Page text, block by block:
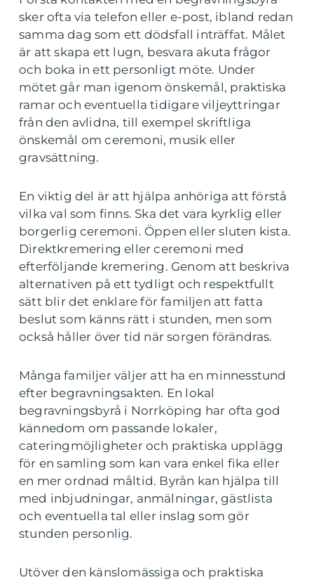
sker ofta via telefon eller e-post, ibland redan
samma dag som ett dödsfall inträffat. Målet
är att skapa ett lugn, besvara akuta frågor
och boka in ett personligt möte. Under
mötet går man igenom önskemål, praktiska
ramar och eventuella tidigare viljeyttringar
från den avlidna, till exempel skriftliga
önskemål om ceremoni, musik eller
gravsättning.
En viktig del är att hjälpa anhöriga att förstå
vilka val som finns. Ska det vara kyrklig eller
borgerlig ceremoni. Öppen eller sluten kista.
Direktkremering eller ceremoni med
efterföljande kremering. Genom att beskriva
alternativen på ett tydligt och respektfullt
sätt blir det enklare för familjen att fatta
beslut som känns rätt i stunden, men som
också håller över tid när sorgen förändras.
Många familjer väljer att ha en minnesstund
efter begravningsakten. En lokal
begravningsbyrå i Norrköping har ofta god
kännedom om passande lokaler,
cateringmöjligheter och praktiska upplägg
för en samling som kan vara enkel fika eller
en mer ordnad måltid. Byrån kan hjälpa till
med inbjudningar, anmälningar, gästlista
och eventuella tal eller inslag som gör
stunden personlig.
Utöver den känslomässiga och praktiska